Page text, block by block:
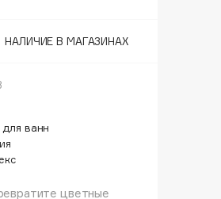
НАЛИЧИЕ В МАГАЗИНАХ
для ванн
цветные